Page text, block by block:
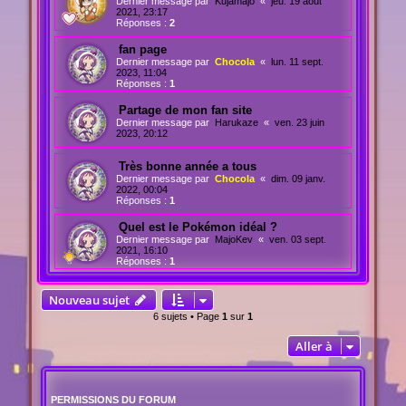
2021, 23:17
Réponses : 2
fan page
Dernier message par Chocola « lun. 11 sept.
2023, 11:04
Réponses : 1
Partage de mon fan site
Dernier message par Harukaze « ven. 23 juin
2023, 20:12
Très bonne année a tous
Dernier message par Chocola « dim. 09 janv.
2022, 00:04
Réponses : 1
Quel est le Pokémon idéal ?
Dernier message par MajoKev « ven. 03 sept.
2021, 16:10
Réponses : 1
Nouveau sujet
6 sujets • Page 1 sur 1
Aller à
PERMISSIONS DU FORUM